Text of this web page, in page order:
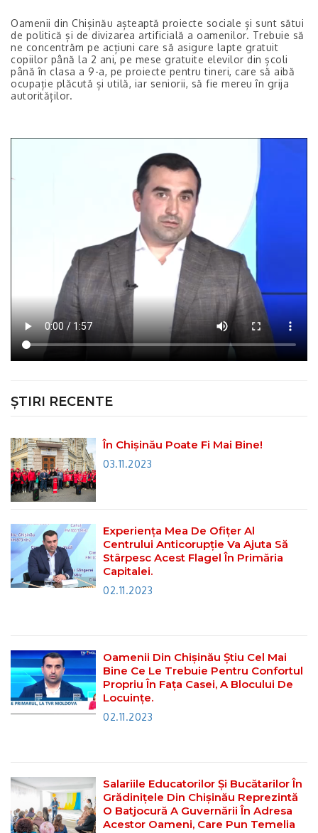
Oamenii din Chișinău așteaptă proiecte sociale și sunt sătui
de politică și de divizarea artificială a oamenilor. Trebuie să
ne concentrăm pe acțiuni care să asigure lapte gratuit
copiilor până la 2 ani, pe mese gratuite elevilor din școli
până în clasa a 9-a, pe proiecte pentru tineri, care să aibă
ocupație plăcută și utilă, iar seniorii, să fie mereu în grija
autorităților.
ȘTIRI RECENTE
În Chișinău Poate Fi Mai Bine!
03.11.2023
Experiența Mea De Ofițer Al
Centrului Anticorupție Va Ajuta Să
Stârpesc Acest Flagel În Primăria
Capitalei.
02.11.2023
Oamenii Din Chișinău Știu Cel Mai
Bine Ce Le Trebuie Pentru Confortul
Propriu În Fața Casei, A Blocului De
Locuințe.
02.11.2023
Salariile Educatorilor Și Bucătarilor În
Grădinițele Din Chișinău Reprezintă
O Batjocură A Guvernării În Adresa
Acestor Oameni, Care Pun Temelia